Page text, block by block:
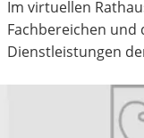
Im virtuellen
Fachbereichen
Dienstleistungen